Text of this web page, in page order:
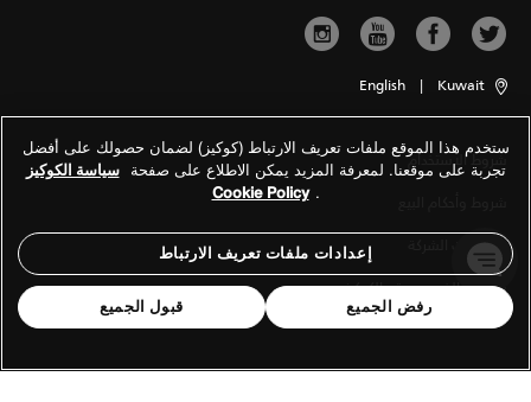
Kuwait
|
English
شروط الاستخدام
معلومات الشركة
سياسة الخصوصية والكوكيز
ستخدم هذا الموقع ملفات تعريف الارتباط (كوكيز) لضمان حصولك على أفضل
تجربة على موقعنا. لمعرفة المزيد يمكن الاطلاع على صفحة سياسة الكوكيز
.
Cookie Policy
إعدادات ملفات تعريف الارتباط
رفض الجميع قبول الجميع